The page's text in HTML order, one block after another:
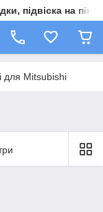
підвіска на пікап
для Mitsubishi